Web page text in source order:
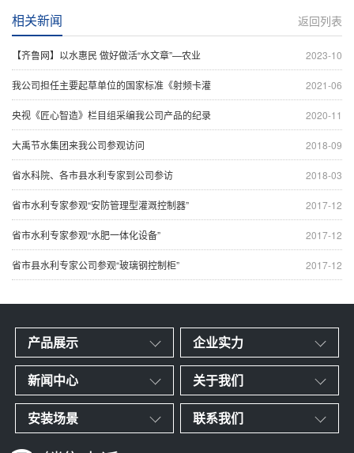
返回列表
相关新闻
2023-10
【齐鲁网】以水惠民 做好做活“水文章”—农业
2021-06
我公司担任主要起草单位的国家标准《射频卡灌
2020-11
央视《匠心智造》栏目组采编我公司产品的纪录
2018-09
大禹节水集团来我公司参观访问
2018-03
省水科院、各市县水利专家到公司参访
2017-12
省市水利专家参观“安防管理型灌溉控制器”
2017-12
省市水利专家参观“水肥一体化设备”
2017-12
省市县水利专家公司参观“玻璃钢控制柜”
产品展示 企业实力
新闻中心 关于我们
安装场景 联系我们